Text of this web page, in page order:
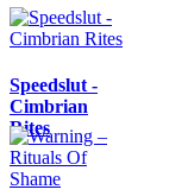
Speedslut -
Cimbrian
Rites